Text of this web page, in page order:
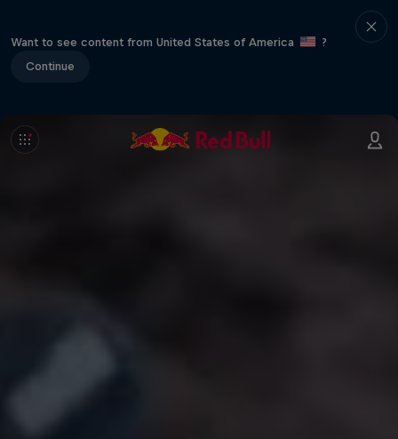
Want to see content from United States of America
?
Continue